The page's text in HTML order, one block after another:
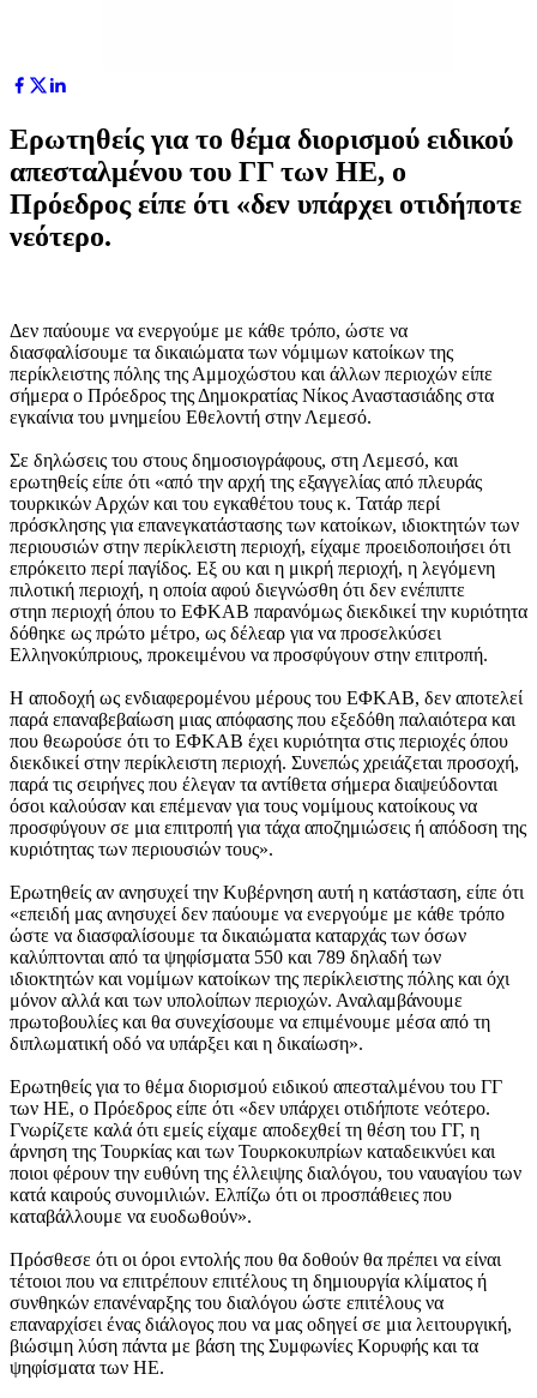
Ερωτηθείς για το θέμα διορισμού ειδικού
απεσταλμένου του ΓΓ των ΗΕ, ο
Πρόεδρος είπε ότι «δεν υπάρχει οτιδήποτε
νεότερο.
Δεν παύουμε να ενεργούμε με κάθε τρόπο, ώστε να
διασφαλίσουμε τα δικαιώματα των νόμιμων κατοίκων της
περίκλειστης πόλης της Αμμοχώστου και άλλων περιοχών είπε
σήμερα ο Πρόεδρος της Δημοκρατίας Νίκος Αναστασιάδης στα
εγκαίνια του μνημείου Εθελοντή στην Λεμεσό.
Σε δηλώσεις του στους δημοσιογράφους, στη Λεμεσό, και
ερωτηθείς είπε ότι «από την αρχή της εξαγγελίας από πλευράς
τουρκικών Αρχών και του εγκαθέτου τους κ. Τατάρ περί
πρόσκλησης για επανεγκατάστασης των κατοίκων, ιδιοκτητών των
περιουσιών στην περίκλειστη περιοχή, είχαμε προειδοποιήσει ότι
επρόκειτο περί παγίδος. Εξ ου και η μικρή περιοχή, η λεγόμενη
πιλοτική περιοχή, η οποία αφού διεγνώσθη ότι δεν ενέπιπτε
στηn περιοχή όπου το ΕΦΚΑΒ παρανόμως διεκδικεί την κυριότητα
δόθηκε ως πρώτο μέτρο, ως δέλεαρ για να προσελκύσει
Ελληνοκύπριους, προκειμένου να προσφύγουν στην επιτροπή.
Η αποδοχή ως ενδιαφερομένου μέρους του ΕΦΚΑΒ, δεν αποτελεί
παρά επαναβεβαίωση μιας απόφασης που εξεδόθη παλαιότερα και
που θεωρούσε ότι το ΕΦΚΑΒ έχει κυριότητα στις περιοχές όπου
διεκδικεί στην περίκλειστη περιοχή. Συνεπώς χρειάζεται προσοχή,
παρά τις σειρήνες που έλεγαν τα αντίθετα σήμερα διαψεύδονται
όσοι καλούσαν και επέμεναν για τους νομίμους κατοίκους να
προσφύγουν σε μια επιτροπή για τάχα αποζημιώσεις ή απόδοση της
κυριότητας των περιουσιών τους».
Ερωτηθείς αν ανησυχεί την Κυβέρνηση αυτή η κατάσταση, είπε ότι
«επειδή μας ανησυχεί δεν παύουμε να ενεργούμε με κάθε τρόπο
ώστε να διασφαλίσουμε τα δικαιώματα καταρχάς των όσων
καλύπτονται από τα ψηφίσματα 550 και 789 δηλαδή των
ιδιοκτητών και νομίμων κατοίκων της περίκλειστης πόλης και όχι
μόνον αλλά και των υπολοίπων περιοχών. Αναλαμβάνουμε
πρωτοβουλίες και θα συνεχίσουμε να επιμένουμε μέσα από τη
διπλωματική οδό να υπάρξει και η δικαίωση».
Ερωτηθείς για το θέμα διορισμού ειδικού απεσταλμένου του ΓΓ
των ΗΕ, ο Πρόεδρος είπε ότι «δεν υπάρχει οτιδήποτε νεότερο.
Γνωρίζετε καλά ότι εμείς είχαμε αποδεχθεί τη θέση του ΓΓ, η
άρνηση της Τουρκίας και των Τουρκοκυπρίων καταδεικνύει και
ποιοι φέρουν την ευθύνη της έλλειψης διαλόγου, του ναυαγίου των
κατά καιρούς συνομιλιών. Ελπίζω ότι οι προσπάθειες που
καταβάλλουμε να ευοδωθούν».
Πρόσθεσε ότι οι όροι εντολής που θα δοθούν θα πρέπει να είναι
τέτοιοι που να επιτρέπουν επιτέλους τη δημιουργία κλίματος ή
συνθηκών επανέναρξης του διαλόγου ώστε επιτέλους να
επαναρχίσει ένας διάλογος που να μας οδηγεί σε μια λειτουργική,
βιώσιμη λύση πάντα με βάση της Συμφωνίες Κορυφής και τα
ψηφίσματα των ΗΕ.